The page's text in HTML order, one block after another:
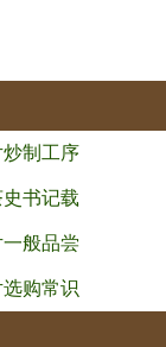
制工序
书记载
般品尝
购常识